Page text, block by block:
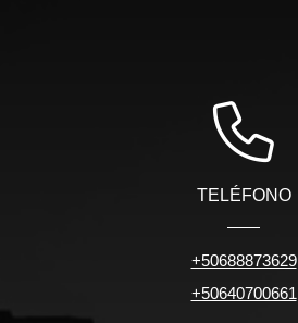
TELÉFONO
+50688873629
+50640700661